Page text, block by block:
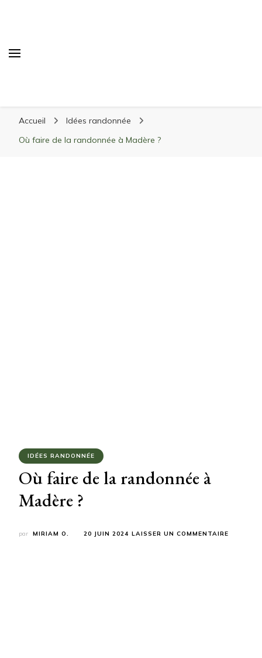
matériel, stations de ski
Accueil
Idées randonnée
Où faire de la randonnée à Madère ?
IDÉES RANDONNÉE
Où faire de la randonnée à
Madère ?
par MIRIAM O. 20 JUIN 2024 LAISSER UN COMMENTAIRE